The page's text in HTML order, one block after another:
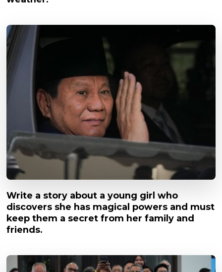
Write a story about a young girl who
discovers she has magical powers and must
keep them a secret from her family and
friends.